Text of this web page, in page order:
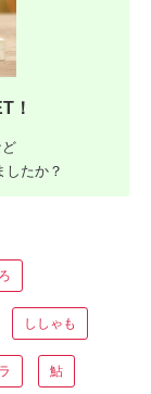
！
したか？
ししゃも
鮎